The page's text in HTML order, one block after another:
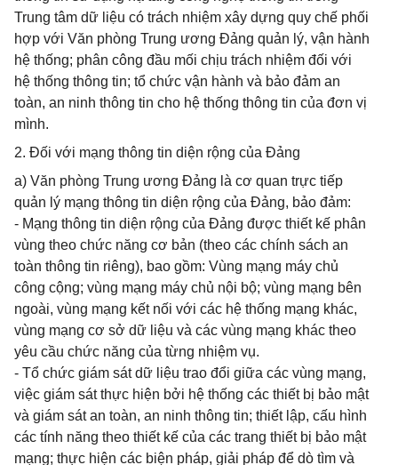
Trung tâm dữ liệu có trách nhiệm xây dựng quy chế phối
hợp với Văn phòng Trung ương Đảng quản lý, vận hành
hệ thống; phân công đầu mối chịu trách nhiệm đối với
hệ thống thông tin; tổ chức vận hành và bảo đảm an
toàn, an ninh thông tin cho hệ thống thông tin của đơn vị
mình.
2. Đối với mạng thông tin diện rộng của Đảng
a) Văn phòng Trung ương Đảng là cơ quan trực tiếp
quản lý mạng thông tin diện rộng của Đảng, bảo đảm:
- Mạng thông tin diện rộng của Đảng được thiết kế phân
vùng theo chức năng cơ bản (theo các chính sách an
toàn thông tin riêng), bao gồm: Vùng mạng máy chủ
công cộng; vùng mạng máy chủ nội bộ; vùng mạng bên
ngoài, vùng mạng kết nối với các hệ thống mạng khác,
vùng mạng cơ sở dữ liệu và các vùng mạng khác theo
yêu cầu chức năng của từng nhiệm vụ.
- Tổ chức giám sát dữ liệu trao đổi giữa các vùng mạng,
việc giám sát thực hiện bởi hệ thống các thiết bị bảo mật
và giám sát an toàn, an ninh thông tin; thiết lập, cấu hình
các tính năng theo thiết kế của các trang thiết bị bảo mật
mạng; thực hiện các biện pháp, giải pháp để dò tìm và